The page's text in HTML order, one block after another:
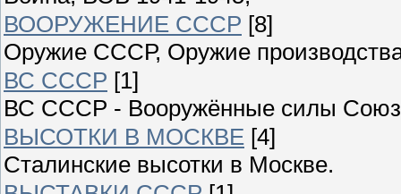
ВООРУЖЕНИЕ СССР [8]
Оружие СССР, Оружие
ВС СССР [1]
ВС СССР - Вооружённые силы
ВЫСОТКИ В МОСКВЕ [4]
Сталинские высотки в Москве.